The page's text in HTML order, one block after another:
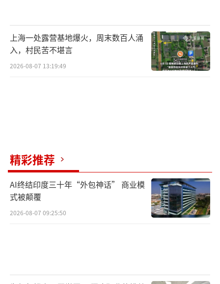
上海一处露营基地爆火，周末数百人涌
入，村民苦不堪言
2026-08-07 13:19:49
精彩推荐
AI终结印度三十年“外包神话” 商业模
式被颠覆
2026-08-07 09:25:50